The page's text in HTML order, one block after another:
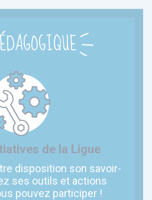
de la Ligue
disposition son savoir-
ses outils et actions
pouvez participer !